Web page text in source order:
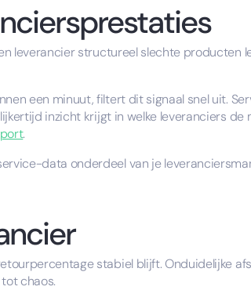
leverancier structureel slechte producten
een minuut, filtert dit signaal snel uit.
inzicht krijgt in welke leveranciers de
.
data onderdeel van je
stabiel blijft. Onduidelijke
chaos.